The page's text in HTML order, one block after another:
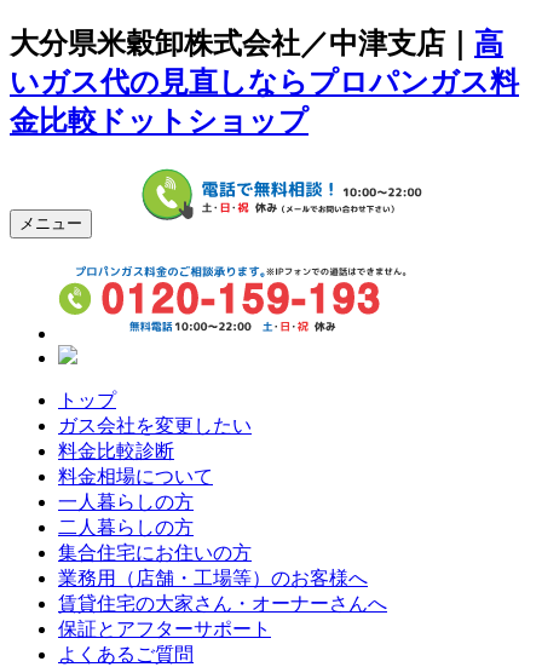
大分県米穀卸株式会社／中津支店｜ 高
いガス代の見直しならプロパンガス料
金比較ドットショップ
メニュー
トップ
ガス会社を変更したい
料金比較診断
料金相場について
一人暮らしの方
二人暮らしの方
集合住宅にお住いの方
業務用（店舗・工場等）のお客様へ
賃貸住宅の大家さん・オーナーさんへ
保証とアフターサポート
よくあるご質問